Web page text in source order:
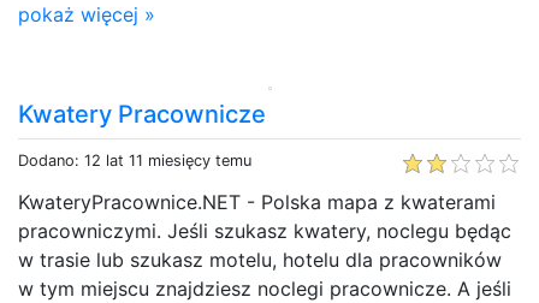
pokaż więcej »
Kwatery Pracownicze
Dodano: 12 lat 11 miesięcy temu
KwateryPracownice.NET - Polska mapa z kwaterami
pracowniczymi. Jeśli szukasz kwatery, noclegu będąc
w trasie lub szukasz motelu, hotelu dla pracowników
w tym miejscu znajdziesz noclegi pracownicze. A jeśli